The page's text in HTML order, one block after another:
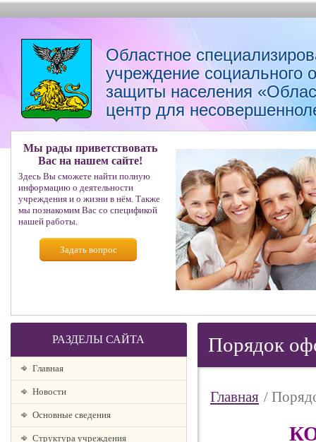
Областное
учреждение социального
защиты населения
центр для
Мы рады приветствовать
Вас на нашем сайте!
Здесь Вы сможете найти полную
информацию о деятельности
учреждения и о жизни в нём. Также
мы познакомим Вас со спецификой
нашей работы.
Задать вопрос
РАЗДЕЛЫ САЙТА
Главная
Новости
Основные сведения
Структура учреждения
Порядок
Главная /